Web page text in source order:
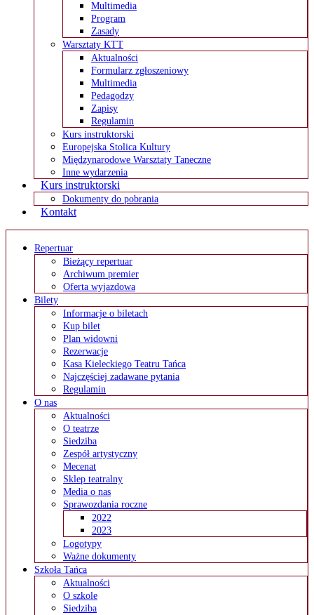
Multimedia
Program
Zasady
Warsztaty KTT
Aktualności
Formularz zgłoszeniowy
Multimedia
Pedagodzy
Zapisy
Regulamin
Kurs instruktorski
Europejska Stolica Kultury
Międzynarodowe Warsztaty Taneczne
Inne wydarzenia
Kurs instruktorski
Dokumenty do pobrania
Kontakt
Repertuar
Bieżący repertuar
Archiwum premier
Oferta wyjazdowa
Bilety
Informacje o biletach
Kup bilet
Plan widowni
Rezerwacje
Kasa Kieleckiego Teatru Tańca
Najczęściej zadawane pytania
Regulamin
O nas
Aktualności
O teatrze
Siedziba
Zespół artystyczny
Mecenat
Sklep teatralny
Media o nas
Sprawozdania roczne
2022
2023
Logotypy
Ważne dokumenty
Szkoła Tańca
Aktualności
O szkole
Siedziba